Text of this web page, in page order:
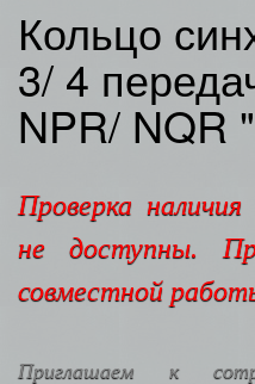
Кольцо
3/ 4
NPR/ NQR
Проверка
не доступны.
совместной
Приглашаем к